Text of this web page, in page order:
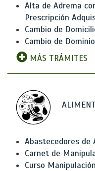
Alta de Adrema
Prescripción
Cambio de
Cambio de Dominio
MÁS TRÁMITES
Abastecedores de
Carnet de
Curso